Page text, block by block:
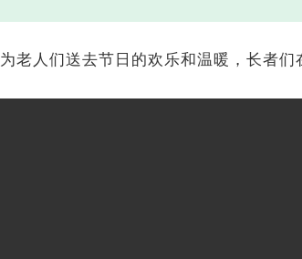
老人们送去节日的欢乐和温暖，长者们